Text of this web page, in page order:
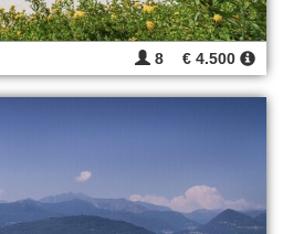
8 € 4.500